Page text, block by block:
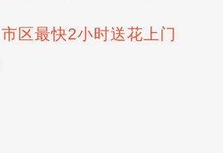
区最快2小时送花上门